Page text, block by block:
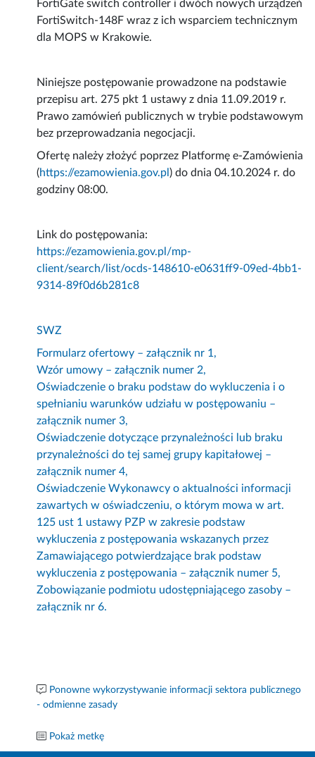
FortiGate switch controller i dwóch nowych urządzeń
FortiSwitch-148F wraz z ich wsparciem technicznym
dla MOPS w Krakowie.
Niniejsze postępowanie prowadzone na podstawie
przepisu art. 275 pkt 1 ustawy z dnia 11.09.2019 r.
Prawo zamówień publicznych w trybie podstawowym
bez przeprowadzania negocjacji.
Ofertę należy złożyć poprzez Platformę e-Zamówienia
(https://ezamowienia.gov.pl ) do dnia 04.10.2024 r. do
godziny 08:00.
Link do postępowania:
https://ezamowienia.gov.pl/mp-
client/search/list/ocds-148610-e0631ff9-09ed-4bb1-
9314-89f0d6b281c8
SWZ
Formularz ofertowy – załącznik nr 1,
Wzór umowy – załącznik numer 2,
Oświadczenie o braku podstaw do wykluczenia i o
spełnianiu warunków udziału w postępowaniu –
załącznik numer 3,
Oświadczenie dotyczące przynależności lub braku
przynależności do tej samej grupy kapitałowej –
załącznik numer 4,
Oświadczenie Wykonawcy o aktualności informacji
zawartych w oświadczeniu, o którym mowa w art.
125 ust 1 ustawy PZP w zakresie podstaw
wykluczenia z postępowania wskazanych przez
Zamawiającego potwierdzające brak podstaw
wykluczenia z postępowania – załącznik numer 5,
Zobowiązanie podmiotu udostępniającego zasoby –
załącznik nr 6.
Ponowne wykorzystywanie informacji sektora publicznego
- odmienne zasady
Pokaż metkę